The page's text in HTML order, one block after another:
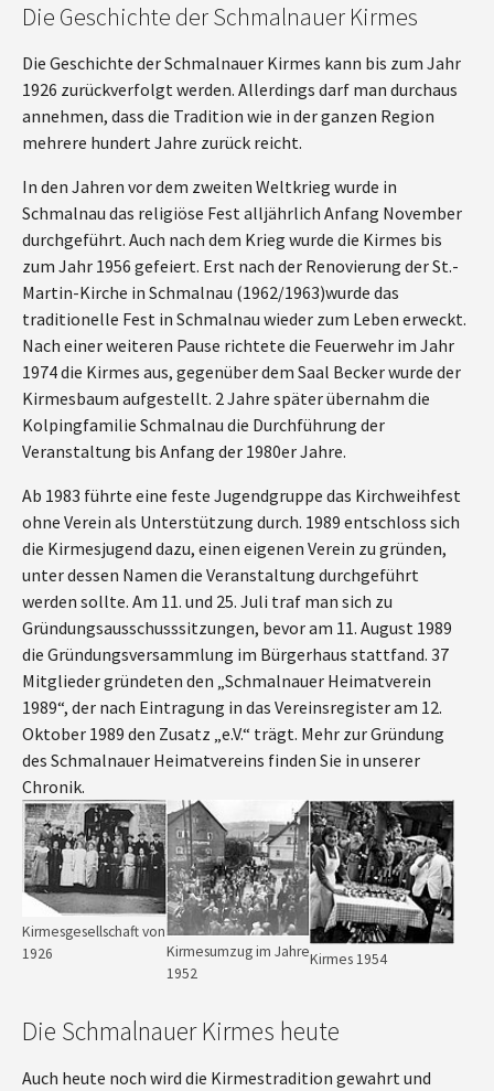
Show larger version for:
Kirmesgesellschaft von
1926
Show larger version for:
Kirmesumzug im Jahre
1952
Show larger version for:
Kirmes 1954
Die Geschichte der Schmalnauer Kirmes
Die Geschichte der Schmalnauer Kirmes kann bis zum Jahr
1926 zurückverfolgt werden. Allerdings darf man durchaus
annehmen, dass die Tradition wie in der ganzen Region
mehrere hundert Jahre zurück reicht.
In den Jahren vor dem zweiten Weltkrieg wurde in
Schmalnau das religiöse Fest alljährlich Anfang November
durchgeführt. Auch nach dem Krieg wurde die Kirmes bis
zum Jahr 1956 gefeiert. Erst nach der Renovierung der St.-
Martin-Kirche in Schmalnau (1962/1963)wurde das
traditionelle Fest in Schmalnau wieder zum Leben erweckt.
Nach einer weiteren Pause richtete die Feuerwehr im Jahr
1974 die Kirmes aus, gegenüber dem Saal Becker wurde der
Kirmesbaum aufgestellt. 2 Jahre später übernahm die
Kolpingfamilie Schmalnau die Durchführung der
Veranstaltung bis Anfang der 1980er Jahre.
Ab 1983 führte eine feste Jugendgruppe das Kirchweihfest
ohne Verein als Unterstützung durch. 1989 entschloss sich
die Kirmesjugend dazu, einen eigenen Verein zu gründen,
unter dessen Namen die Veranstaltung durchgeführt
werden sollte. Am 11. und 25. Juli traf man sich zu
Gründungsausschusssitzungen, bevor am 11. August 1989
die Gründungsversammlung im Bürgerhaus stattfand. 37
Mitglieder gründeten den „Schmalnauer Heimatverein
1989“, der nach Eintragung in das Vereinsregister am 12.
Oktober 1989 den Zusatz „e.V.“ trägt. Mehr zur Gründung
des Schmalnauer Heimatvereins finden Sie in unserer
Chronik.
Die Schmalnauer Kirmes heute
Auch heute noch wird die Kirmestradition gewahrt und